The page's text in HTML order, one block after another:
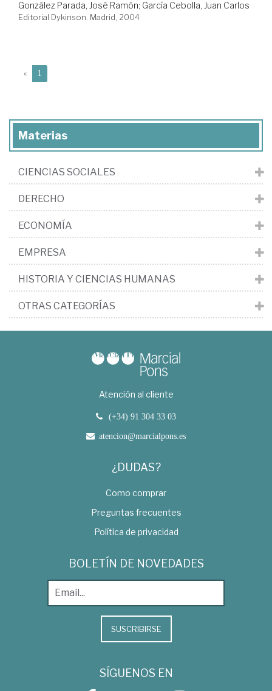
González Parada, José Ramón; García Cebolla, Juan Carlos
Editorial Dykinson. Madrid, 2004
« 1
Materias
CIENCIAS SOCIALES
DERECHO
ECONOMÍA
EMPRESA
HISTORIA Y CIENCIAS HUMANAS
OTRAS CATEGORÍAS
Atención al cliente
(+34) 91 304 33 03
atencion@marcialpons.es
¿DUDAS?
Como comprar
Preguntas frecuentes
Política de privacidad
BOLETÍN DE NOVEDADES
SUSCRIBIRSE
SÍGUENOS EN